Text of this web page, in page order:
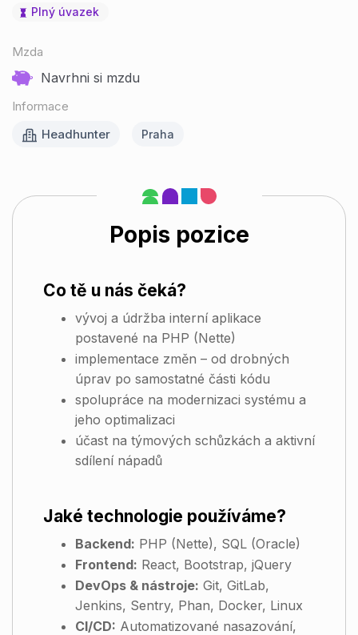
Plný úvazek
Mzda
Navrhni si mzdu
Informace
Headhunter
Praha
Popis pozice
Co tě u nás čeká?
vývoj a údržba interní aplikace
postavené na PHP (Nette)
implementace změn – od drobných
úprav po samostatné části kódu
spolupráce na modernizaci systému a
jeho optimalizaci
účast na týmových schůzkách a aktivní
sdílení nápadů
Jaké technologie používáme?
Backend: PHP (Nette), SQL (Oracle)
Frontend: React, Bootstrap, jQuery
DevOps & nástroje: Git, GitLab,
Jenkins, Sentry, Phan, Docker, Linux
CI/CD: Automatizované nasazování,